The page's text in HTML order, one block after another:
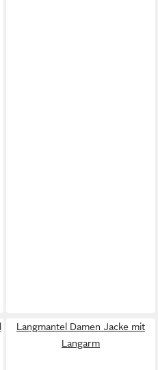
Langmantel Damen Jacke mit
Langarm